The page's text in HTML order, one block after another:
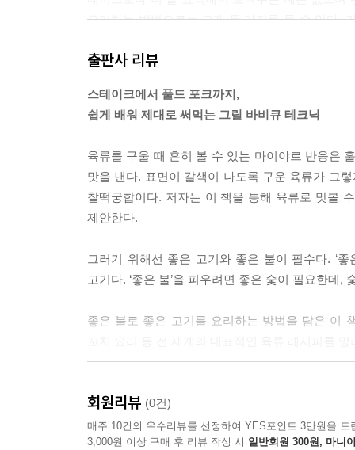
요리하는 방법으로는 크게 두 가지를 들 수 있다.
---p.36 「스테이크」 중에서
만약 내가 영원히 한 가지 방법으로만 고기 요리를
주를 채운 욕조에서 목욕을 하는 것과 같다. 간단
있다.
---p.100 「훈제+찜」 중에서
바비큐에 있어 불 요리에 중독된 모든 사람들이
이 느껴지는, 입 안에서 녹는 미식의 열반을 경험
부인하지 못한다.
상이다.
---p.186 「통가금류 요리」 중에서
출판사 리뷰
스테이크에서 풀드 포크까지,
쉽게 배워 제대로 써먹는 그릴 바비큐 테크닉
육류를 구울 때 흔히 볼 수 있는 마이야르 반응은
맛을 낸다. 표면이 갈색이 나도록 구운 육류가 그
찰떡궁합이다. 저자는 이 책을 통해 육류로 맛볼
제안한다.
그러기 위해선 좋은 고기와 좋은 불이 필수다. ‘
고기다. ‘좋은 불’을 피우려면 좋은 숯이 필요한데
좋은 불로 좋은 고기를 요리하는 방법을 담은 이
방법 또한 쉽게 알아낼 수 있다. 근육과 결합 조직
다음으로, 불이 무엇이고 열에서 발생한 에너지
회원리뷰 (0건)
매주 10건의 우수리뷰를 선정하여 YES포인트 3만원을 드
3,000원 이상 구매 후 리뷰 작성 시 일반회원 300원, 마니